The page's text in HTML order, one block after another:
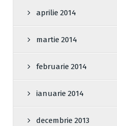
aprilie 2014
martie 2014
februarie 2014
ianuarie 2014
decembrie 2013